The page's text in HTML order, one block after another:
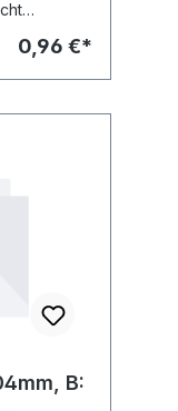
aussen:
0,96 €*
B: